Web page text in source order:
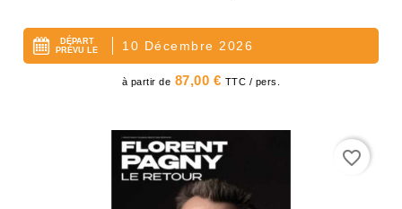
DÉPART
PRÉVU LE
10 Décembre 2026
Prix
à partir de 87,00 € TTC / pers.
favorite_border